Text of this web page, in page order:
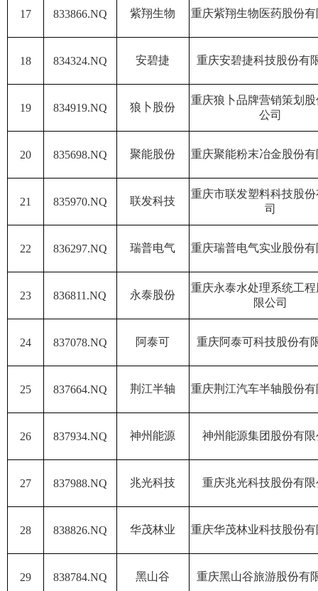
17 833866.NQ 紫翔生物 重庆紫翔生物医药股份
18 834324.NQ 安碧捷 重庆安碧捷科技股份有
19 834919.NQ 狼卜股份
重庆狼卜品牌营销策划
公司
20 835698.NQ 聚能股份 重庆聚能粉末冶金股份
21 835970.NQ 联发科技
重庆市联发塑料科技股
司
22 836297.NQ 瑞普电气 重庆瑞普电气实业股份
23 836811.NQ 永泰股份
重庆永泰水处理系统工
限公司
24 837078.NQ 阿泰可 重庆阿泰可科技股份有
25 837664.NQ 荆江半轴 重庆荆江汽车半轴股份
26 837934.NQ 神州能源 神州能源集团股份有
27 837988.NQ 兆光科技 重庆兆光科技股份有
28 838826.NQ 华茂林业 重庆华茂林业科技股份
29 838784.NQ 黑山谷 重庆黑山谷旅游股份有